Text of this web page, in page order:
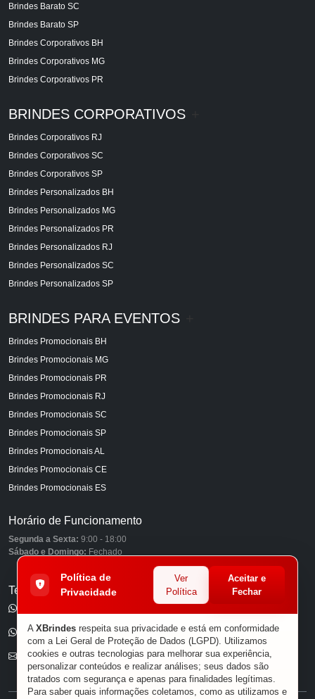
Brindes Barato SC
Brindes Barato SP
Brindes Corporativos BH
Brindes Corporativos MG
Brindes Corporativos PR
BRINDES CORPORATIVOS
Brindes Corporativos RJ
Brindes Corporativos SC
Brindes Corporativos SP
Brindes Personalizados BH
Brindes Personalizados MG
Brindes Personalizados PR
Brindes Personalizados RJ
Brindes Personalizados SC
Brindes Personalizados SP
BRINDES PARA EVENTOS
Brindes Promocionais BH
Brindes Promocionais MG
Brindes Promocionais PR
Brindes Promocionais RJ
Brindes Promocionais SC
Brindes Promocionais SP
Brindes Promocionais AL
Brindes Promocionais CE
Brindes Promocionais ES
Horário de Funcionamento
Segunda a Sexta: 9:00 - 18:00
Sábado e Domingo: Fechado
Telefones
(11) 96585-7462
E-mail
Política de
Privacidade
Ver
Política
Aceitar e
Fechar
A XBrindes respeita sua privacidade e está em conformidade
com a Lei Geral de Proteção de Dados (LGPD). Utilizamos
cookies e outras tecnologias para melhorar sua experiência,
personalizar conteúdos e realizar análises; seus dados são
tratados com segurança e apenas para finalidades legítimas.
Para saber quais informações coletamos, como as utilizamos e